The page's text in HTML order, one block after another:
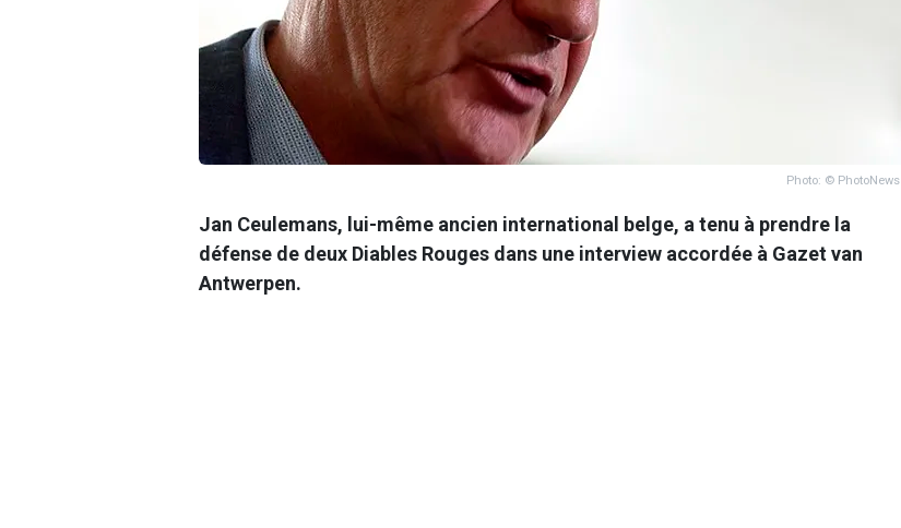
Photo: © PhotoNews
Jan Ceulemans, lui-même ancien international belge, a tenu à prendre la
défense de deux Diables Rouges dans une interview accordée à Gazet van
Antwerpen.